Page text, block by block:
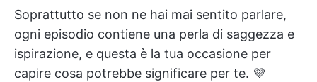
Soprattutto se non ne hai mai sentito parlare,
ogni episodio contiene una perla di saggezza e
ispirazione, e questa è la tua occasione per
capire cosa potrebbe significare per te. 💜